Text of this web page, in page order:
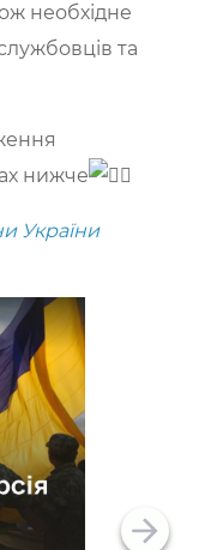
необхідне
та
нижче
України